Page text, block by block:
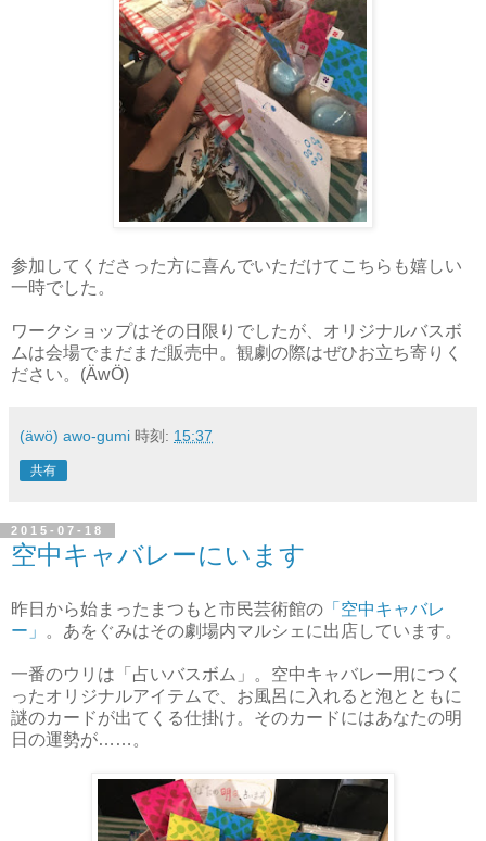
参加してくださった方に喜んでいただけてこちらも嬉しい
一時でした。
ワークショップはその日限りでしたが、オリジナルバスボ
ムは会場でまだまだ販売中。観劇の際はぜひお立ち寄りく
ださい。(ÄwÖ)
(äwö) awo-gumi 時刻: 15:37
共有
2015-07-18
空中キャバレーにいます
昨日から始まったまつもと市民芸術館の 「空中キャバレ
ー」
。あをぐみはその劇場内マルシェに出店しています。
一番のウリは「占いバスボム」。空中キャバレー用につく
ったオリジナルアイテムで、お風呂に入れると泡とともに
謎のカードが出てくる仕掛け。そのカードにはあなたの明
日の運勢が……。